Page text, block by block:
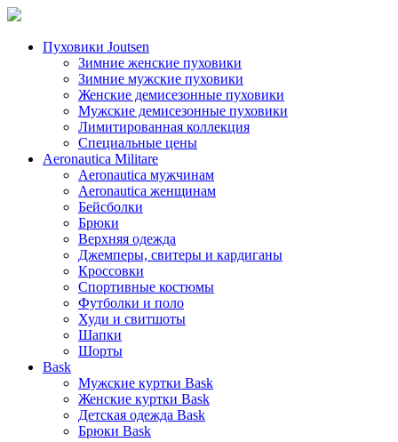
Пуховики Joutsen
Зимние женские пуховики
Зимние мужские пуховики
Женские демисезонные пуховики
Мужские демисезонные пуховики
Лимитированная коллекция
Специальные цены
Aeronautica Militare
Aeronautica мужчинам
Aeronautica женщинам
Бейсболки
Брюки
Верхняя одежда
Джемперы, свитеры и кардиганы
Кроссовки
Спортивные костюмы
Футболки и поло
Худи и свитшоты
Шапки
Шорты
Bask
Мужские куртки Bask
Женские куртки Bask
Детская одежда Bask
Брюки Bask